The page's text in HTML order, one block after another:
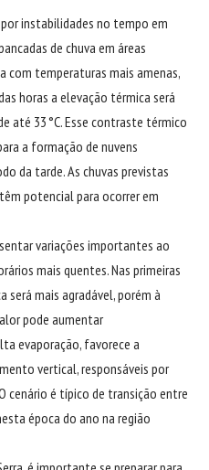
instabilidades no tempo em
de chuva em áreas
com temperaturas mais amenas,
horas a elevação térmica será
até 33 °C. Esse contraste térmico
a formação de nuvens
da tarde. As chuvas previstas
potencial para ocorrer em
variações importantes ao
mais quentes. Nas primeiras
será mais agradável, porém à
pode aumentar
evaporação, favorece a
vertical, responsáveis por
cenário é típico de transição entre
época do ano na região